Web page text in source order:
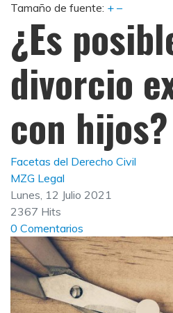
Tamaño de fuente: + –
¿Es
divorcio
con hijos?
Facetas del Derecho Civil
MZG Legal
Lunes, 12 Julio 2021
2367 Hits
0 Comentarios